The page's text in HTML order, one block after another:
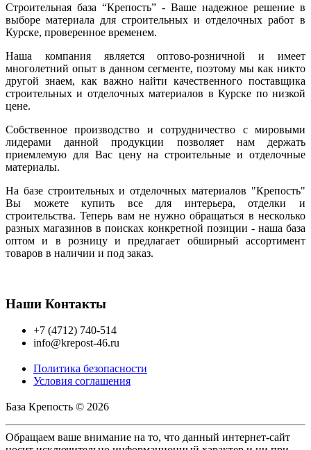
Строительная база “Крепость” - Ваше надежное решение в
выборе материала для строительных и отделочных работ в
Курске, проверенное временем.
Наша компания является оптово-розничной и имеет
многолетний опыт в данном сегменте, поэтому мы как никто
другой знаем, как важно найти качественного поставщика
строительных и отделочных материалов в Курске по низкой
цене.
Собственное производство и сотрудничество с мировыми
лидерами данной продукции позволяет нам держать
приемлемую для Вас цену на строительные и отделочные
материалы.
На базе строительных и отделочных материалов "Крепость"
Вы можете купить все для интерьера, отделки и
строительства. Теперь вам не нужно обращаться в несколько
разных магазинов в поисках конкретной позиции - наша база
оптом и в розницу и предлагает обширный ассортимент
товаров в наличии и под заказ.
Наши Контакты
+7 (4712) 740-514
info@krepost-46.ru
Политика безопасности
Условия соглашения
База Крепость © 2026
Обращаем ваше внимание на то, что данный интернет-сайт